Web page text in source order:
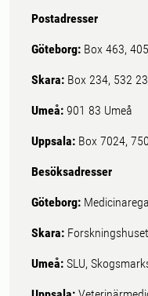
Postadresser
Göteborg: Box 463,
Skara: Box 234, 532
Umeå: 901 83 Umeå
Uppsala: Box 7024,
Besöksadresser
Göteborg:
Skara:
Umeå: SLU,